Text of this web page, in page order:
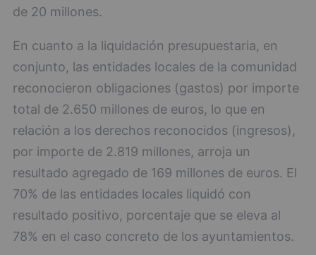
de 20 millones.
En cuanto a la liquidación presupuestaria, en
conjunto, las entidades locales de la comunidad
reconocieron obligaciones (gastos) por importe
total de 2.650 millones de euros, lo que en
relación a los derechos reconocidos (ingresos),
por importe de 2.819 millones, arroja un
resultado agregado de 169 millones de euros. El
70% de las entidades locales liquidó con
resultado positivo, porcentaje que se eleva al
78% en el caso concreto de los ayuntamientos.